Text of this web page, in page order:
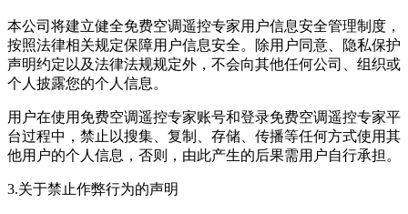
本公司将建立健全免费空调遥控专家用户信息安全管理制度，
按照法律相关规定保障用户信息安全。除用户同意、隐私保护
声明约定以及法律法规规定外，不会向其他任何公司、组织或
个人披露您的个人信息。
用户在使用免费空调遥控专家账号和登录免费空调遥控专家平
台过程中，禁止以搜集、复制、存储、传播等任何方式使用其
他用户的个人信息，否则，由此产生的后果需用户自行承担。
3.关于禁止作弊行为的声明